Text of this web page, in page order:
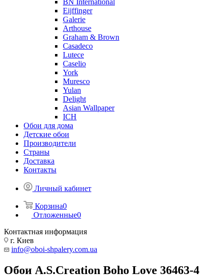
BN International
Eijffinger
Galerie
Arthouse
Graham & Brown
Casadeco
Lutece
Caselio
York
Muresco
Yulan
Delight
Asian Wallpaper
ICH
Обои для дома
Детские обои
Производители
Страны
Доставка
Контакты
Личный кабинет
Корзина0
Отложенные0
Контактная информация
г. Киев
info@oboi-shpalery.com.ua
Обои A.S.Creation Boho Love 36463-4